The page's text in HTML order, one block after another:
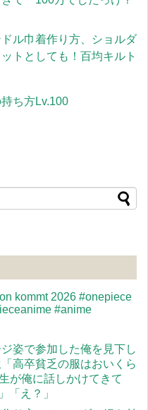
ル巾着作り方、ショルダ
トとしても！百均キルト
ち方Lv.100
kommt 2026 #onepiece
#anime
姿で参加した俺を見下し
高卒貧乏の服はおいくら
が俺に話しかけてきて
「え？」